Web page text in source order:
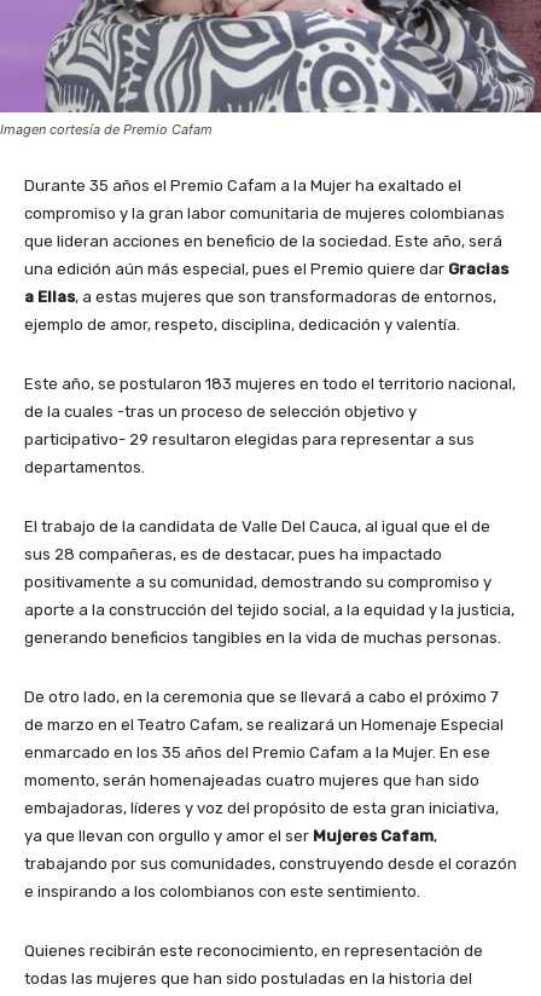
Imagen cortesía de Premio Cafam
Durante 35 años el Premio Cafam a la Mujer ha exaltado el
compromiso y la gran labor comunitaria de mujeres colombianas
que lideran acciones en beneficio de la sociedad. Este año, será
una edición aún más especial, pues el Premio quiere dar Gracias
a Ellas, a estas mujeres que son transformadoras de entornos,
ejemplo de amor, respeto, disciplina, dedicación y valentía.
Este año, se postularon 183 mujeres en todo el territorio nacional,
de la cuales -tras un proceso de selección objetivo y
participativo- 29 resultaron elegidas para representar a sus
departamentos.
El trabajo de la candidata de Valle Del Cauca, al igual que el de
sus 28 compañeras, es de destacar, pues ha impactado
positivamente a su comunidad, demostrando su compromiso y
aporte a la construcción del tejido social, a la equidad y la justicia,
generando beneficios tangibles en la vida de muchas personas.
De otro lado, en la ceremonia que se llevará a cabo el próximo 7
de marzo en el Teatro Cafam, se realizará un Homenaje Especial
enmarcado en los 35 años del Premio Cafam a la Mujer. En ese
momento, serán homenajeadas cuatro mujeres que han sido
embajadoras, líderes y voz del propósito de esta gran iniciativa,
ya que llevan con orgullo y amor el ser Mujeres Cafam,
trabajando por sus comunidades, construyendo desde el corazón
e inspirando a los colombianos con este sentimiento.
Quienes recibirán este reconocimiento, en representación de
todas las mujeres que han sido postuladas en la historia del